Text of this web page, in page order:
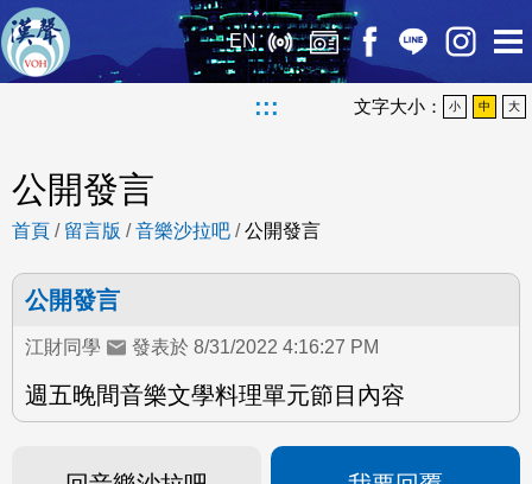
EN
::: 文字大小： 小 中 大
公開發言
首頁 / 留言版 /音樂沙拉吧 /公開發言
公開發言
江財同學 發表於 8/31/2022 4:16:27 PM
週五晚間音樂文學料理單元節目內容